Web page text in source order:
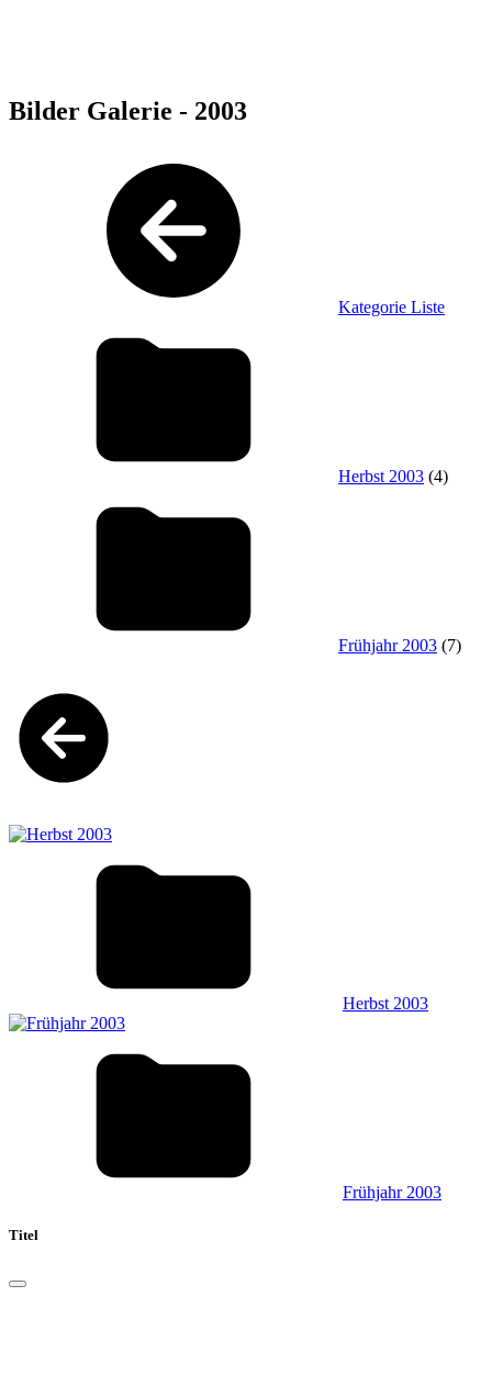
Bilder Galerie - 2003
Kategorie Liste
Herbst 2003 (4)
Frühjahr 2003 (7)
Herbst 2003
Frühjahr 2003
Titel